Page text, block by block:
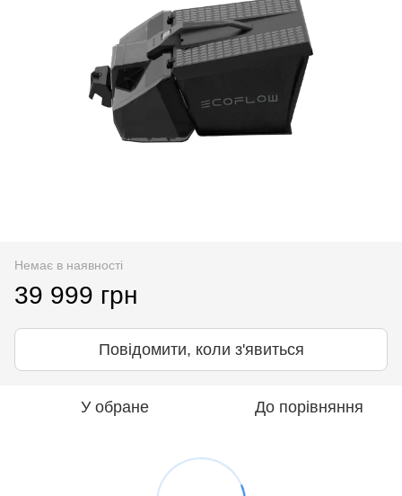
Немає в наявності
39 999 грн
Повідомити, коли з'явиться
У обране До порівняння